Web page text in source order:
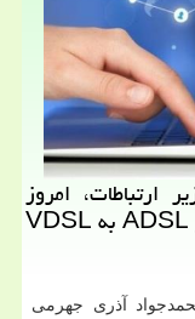
امروز
عملیات اجرایی ارتقای اینترنت خانگی از ADSL به VDSL
آذری جهرمی